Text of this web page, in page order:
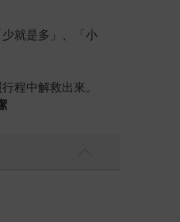
就是多」、「小
程中解救出來。